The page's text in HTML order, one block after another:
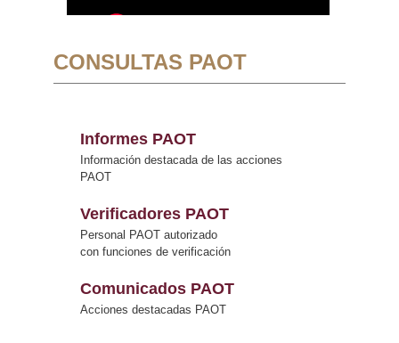
CONSULTAS PAOT
Informes PAOT
Información destacada de las acciones
PAOT
Verificadores PAOT
Personal PAOT autorizado
con funciones de verificación
Comunicados PAOT
Acciones destacadas PAOT